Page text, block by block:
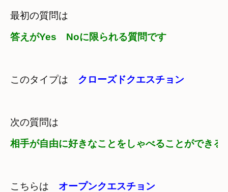
答えがYes　Noに限られる質問です
このタイプは クローズドクエスチョン
相手が自由に好きなことをしゃべることができる
こちらは オープンクエスチョン